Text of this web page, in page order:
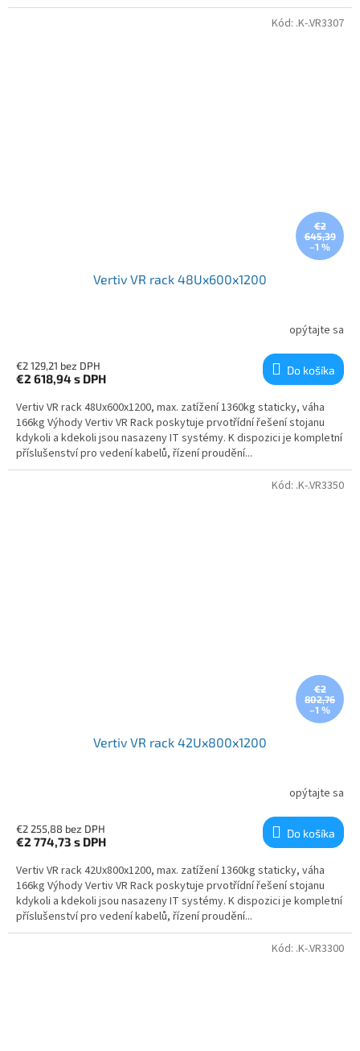
€2
645,39
–1 %
Vertiv VR rack 48Ux600x1200
opýtajte sa
€2 129,21 bez DPH
€2 618,94 s DPH
Do košíka
Vertiv VR rack 48Ux600x1200, max. zatížení 1360kg staticky, váha
166kg Výhody Vertiv VR Rack poskytuje prvotřídní řešení stojanu
kdykoli a kdekoli jsou nasazeny IT systémy. K dispozici je kompletní
příslušenství pro vedení kabelů, řízení proudění...
Kód: .K-.VR3307
€2
802,76
–1 %
Vertiv VR rack 42Ux800x1200
opýtajte sa
€2 255,88 bez DPH
€2 774,73 s DPH
Do košíka
Vertiv VR rack 42Ux800x1200, max. zatížení 1360kg staticky, váha
166kg Výhody Vertiv VR Rack poskytuje prvotřídní řešení stojanu
kdykoli a kdekoli jsou nasazeny IT systémy. K dispozici je kompletní
příslušenství pro vedení kabelů, řízení proudění...
Kód: .K-.VR3350
Kód: .K-.VR3300